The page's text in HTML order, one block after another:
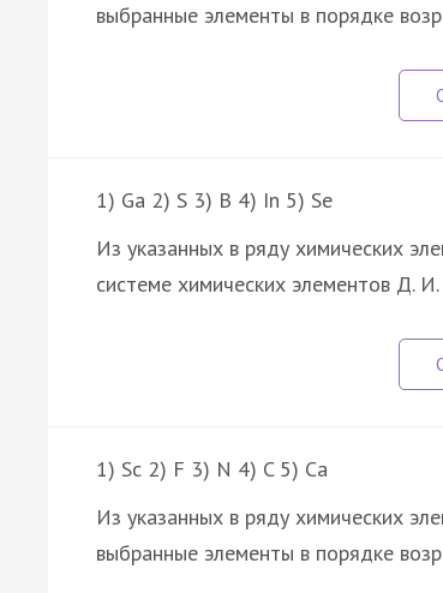
выбранные элементы в порядке
1) Ga 2) S 3) B 4) In 5) Se
Из указанных в ряду химических
системе химических элементов Д.
1) Sc 2) F 3) N 4) C 5) Ca
Из указанных в ряду химических
выбранные элементы в порядке